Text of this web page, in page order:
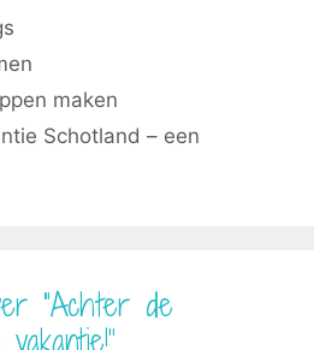
r
)
maken
Schotland – een
“Achter de